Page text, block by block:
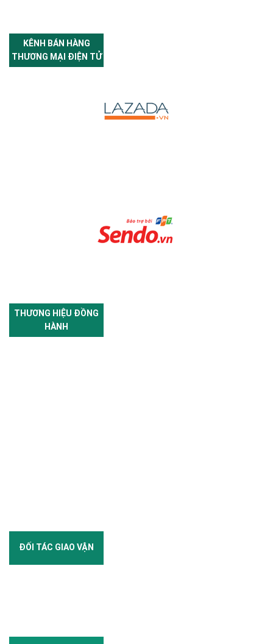
KÊNH BÁN HÀNG
THƯƠNG MẠI ĐIỆN TỬ
THƯƠNG HIỆU ĐỒNG
HÀNH
ĐỐI TÁC GIAO VẬN